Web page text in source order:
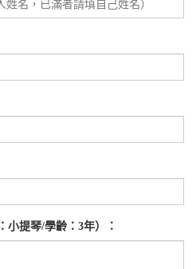
小提琴/學齡：3年）：